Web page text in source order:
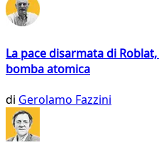
La pace disarmata di
bomba atomica
di Gerolamo Fazzini